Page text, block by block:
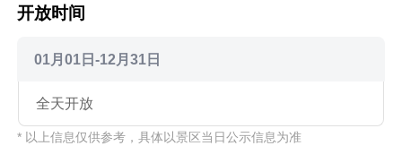
开放时间
01月01日-12月31日
全天开放
* 以上信息仅供参考，具体以景区当日公示信息为准